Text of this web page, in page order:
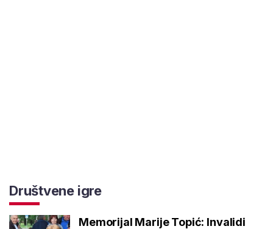
Društvene igre
Memorijal Marije Topić: Invalidi